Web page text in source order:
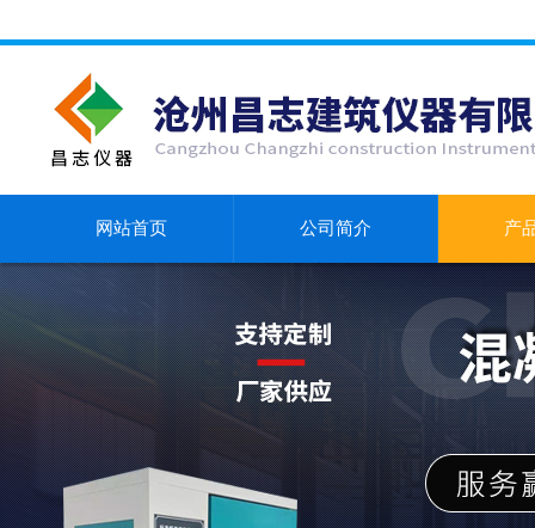
网站首页 公司简介 产